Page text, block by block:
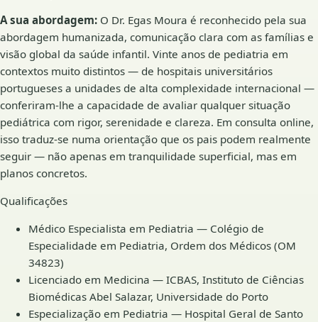
A sua abordagem: O Dr. Egas Moura é reconhecido pela sua
abordagem humanizada, comunicação clara com as famílias e
visão global da saúde infantil. Vinte anos de pediatria em
contextos muito distintos — de hospitais universitários
portugueses a unidades de alta complexidade internacional —
conferiram-lhe a capacidade de avaliar qualquer situação
pediátrica com rigor, serenidade e clareza. Em consulta online,
isso traduz-se numa orientação que os pais podem realmente
seguir — não apenas em tranquilidade superficial, mas em
planos concretos.
Qualificações
Médico Especialista em Pediatria — Colégio de
Especialidade em Pediatria, Ordem dos Médicos (OM
34823)
Licenciado em Medicina — ICBAS, Instituto de Ciências
Biomédicas Abel Salazar, Universidade do Porto
Especialização em Pediatria — Hospital Geral de Santo